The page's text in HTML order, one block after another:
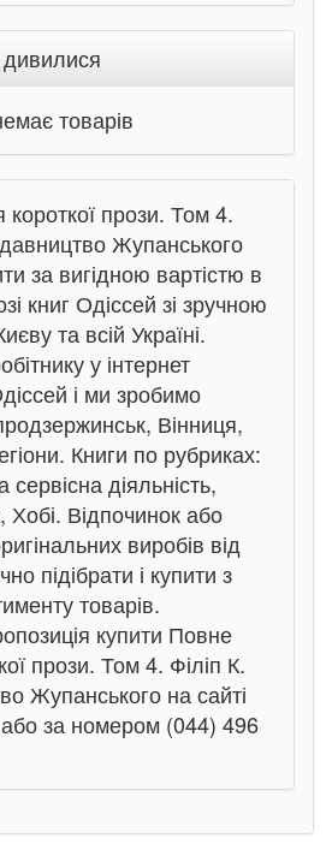
товарів
короткої прози. Том 4.
Жупанського
за вигідною вартістю в
книг Одіссей зі зручною
та всій Україні.
у інтернет
і ми зробимо
Вінниця,
Книги по рубриках:
діяльність,
Відпочинок або
виробів від
підібрати і купити з
товарів.
купити Повне
прози. Том 4. Філіп К.
Жупанського на сайті
за номером (044) 496